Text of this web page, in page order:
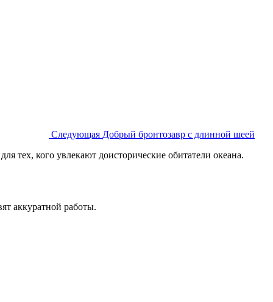
Следующая Добрый бронтозавр с длинной шеей
тех, кого увлекают доисторические обитатели океана.
аккуратной работы.